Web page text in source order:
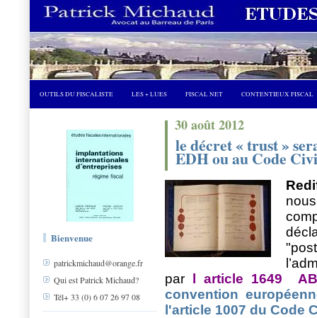
OUTILS DU FISCALISTE LES + LUES FISCAL NET CONTENTIEUX FISCAL
Bienvenue
patrickmichaud@orange.fr
Qui est Patrick Michaud?
Tél+ 33 (0) 6 07 26 97 08
30 août 2012
le décret « trust »
EDH ou au Code
par
l article 1649
convention
l'article 1007 du Code